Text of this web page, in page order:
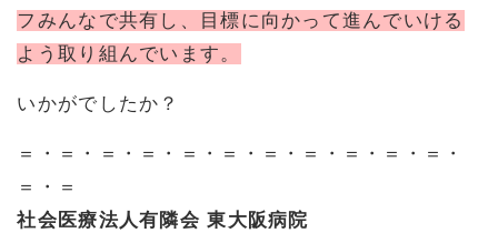
フみんなで共有し、目標に向かって進んでいける
よう取り組んでいます。
いかがでしたか？
＝・＝・＝・＝・＝・＝・＝・＝・＝・＝・＝・
＝・＝
社会医療法人有隣会 東大阪病院